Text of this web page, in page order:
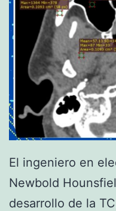
E
P
I
L
O
R
O
El ingeniero en
Newbold
desarrollo de la